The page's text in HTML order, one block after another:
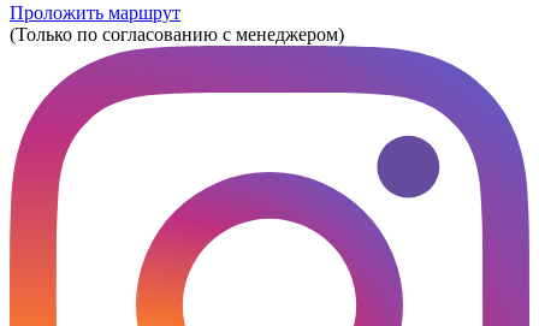
Проложить маршрут
(Только по согласованию с менеджером)